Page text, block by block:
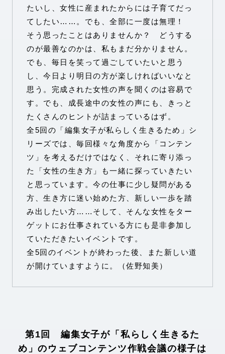
たいし、女性に産まれたからには子育てだっ
てしたい……。でも、全部に一度は無理！
そう思ったことはありませんか？ どうする
のが最善なのかは、私もまだ分かりません。
でも、毎日を笑って過ごしていたいと思う
し、今日より明日の方が楽しければいいなと
思う。完成された女性の声を聞くのは容易で
す。でも、成長途中の女性の声にも、きっと
たくさんのヒントが詰まっているはず。
全5回の「編集女子が私らしく生きるため」シ
リーズでは、毎回様々な角度から「コンテン
ツ」を考えるだけではなく、それに寄り添っ
た「女性の生き方」も一緒に探っていきたい
と思っています。今の仕事に少し疑問がある
方、生き方に迷い始めた方、新しい一歩を踏
み出したい方……そして、そんな女性をター
ゲットにお仕事されている方にも是非参加し
ていただきたいイベントです。
全5回のイベントが終わった後、また新しい道
が開けていますように。（佐野知美）
第1回 編集女子が「私らしく生きるた
め」のウェブコンテンツ作戦会議の様子は